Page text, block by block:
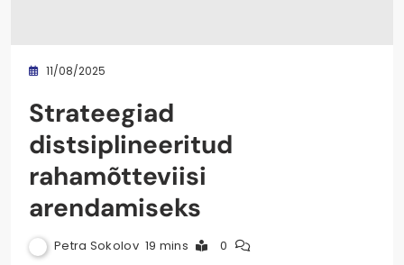
11/08/2025
Strateegiad
distsiplineeritud
rahamõtteviisi
arendamiseks
Petra Sokolov 19 mins 0